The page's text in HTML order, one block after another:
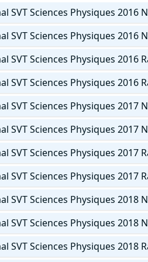
SVT Sciences Physiques 2016
SVT Sciences Physiques 2016
SVT Sciences Physiques 2016
SVT Sciences Physiques 2016
SVT Sciences Physiques 2017
SVT Sciences Physiques 2017
SVT Sciences Physiques 2017
SVT Sciences Physiques 2017
SVT Sciences Physiques 2018
SVT Sciences Physiques 2018
SVT Sciences Physiques 2018